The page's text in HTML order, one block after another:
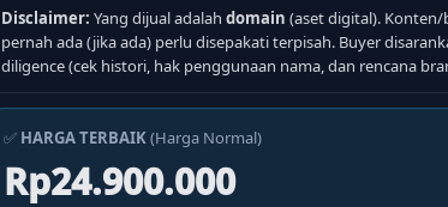
Disclaimer: Yang dijual adalah domain (aset digital).
pernah ada (jika ada) perlu disepakati terpisah. Buyer
diligence (cek histori, hak penggunaan nama, dan rencana
✅ HARGA TERBAIK(Harga Normal)
Rp24.900.000